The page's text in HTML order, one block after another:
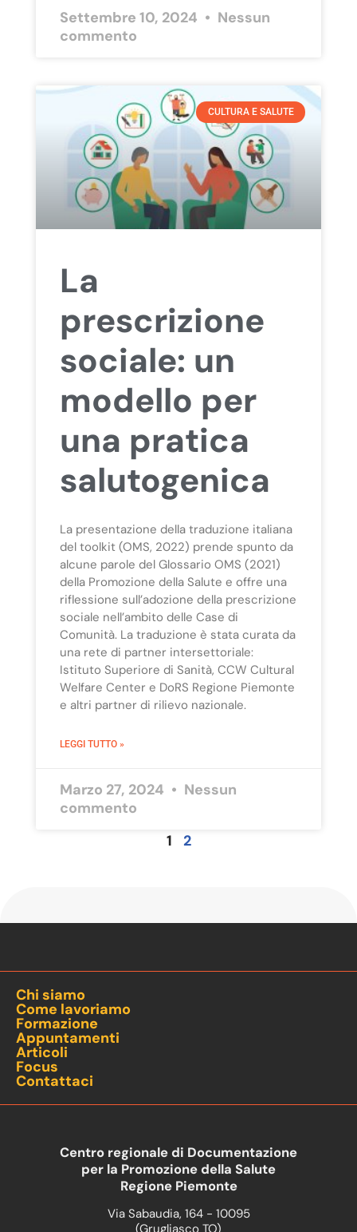
Settembre 10, 2024
Nessun
commento
CULTURA E SALUTE
La
prescrizione
sociale: un
modello per
una pratica
salutogenica
La presentazione della traduzione italiana
del toolkit (OMS, 2022) prende spunto da
alcune parole del Glossario OMS (2021)
della Promozione della Salute e offre una
riflessione sull’adozione della prescrizione
sociale nell’ambito delle Case di
Comunità. La traduzione è stata curata da
una rete di partner intersettoriale:
Istituto Superiore di Sanità, CCW Cultural
Welfare Center e DoRS Regione Piemonte
e altri partner di rilievo nazionale.
LEGGI TUTTO »
Marzo 27, 2024
Nessun
commento
1
2
Chi siamo
Come lavoriamo
Formazione
Appuntamenti
Articoli
Focus
Contattaci
Centro regionale di Documentazione
per la Promozione della Salute
Regione Piemonte
Via Sabaudia, 164 - 10095
(Grugliasco TO)